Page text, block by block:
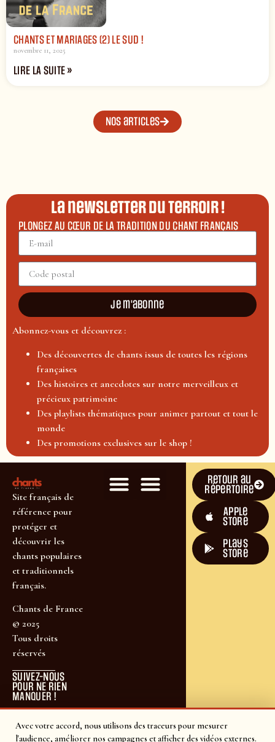
Avec votre accord, nous utilisons des traceurs pour mesurer
l'audience, améliorer nos campagnes et afficher des vidéos externes.
CHANTS ET MARIAGES (2) LE SUD !
novembre 11, 2025
LIRE LA SUITE »
Nos articles
La newsletter du terroir !
PLONGEZ AU CŒUR DE LA TRADITION DU CHANT FRANÇAIS
Je m'abonne
Abonnez-vous et découvrez :
Des découvertes de chants issus de toutes les régions
françaises
Des histoires et anecdotes sur notre merveilleux et
précieux patrimoine
Des playlists thématiques pour animer partout et tout le
monde
Des promotions exclusives sur le shop !
Site français de
référence pour
protéger et
découvrir les
chants populaires
et traditionnels
français.
Chants de France
© 2025
Tous droits
réservés
SUIVEZ-NOUS
POUR NE RIEN
MANQUER !
Retour au
répertoire
Apple
Store
plays
store